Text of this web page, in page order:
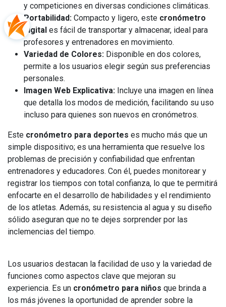
y competiciones en diversas condiciones climáticas.
Portabilidad: Compacto y ligero, este cronómetro
digital es fácil de transportar y almacenar, ideal para
profesores y entrenadores en movimiento.
Variedad de Colores: Disponible en dos colores,
permite a los usuarios elegir según sus preferencias
personales.
Imagen Web Explicativa: Incluye una imagen en línea
que detalla los modos de medición, facilitando su uso
incluso para quienes son nuevos en cronómetros.
Este cronómetro para deportes es mucho más que un
simple dispositivo; es una herramienta que resuelve los
problemas de precisión y confiabilidad que enfrentan
entrenadores y educadores. Con él, puedes monitorear y
registrar los tiempos con total confianza, lo que te permitirá
enfocarte en el desarrollo de habilidades y el rendimiento
de los atletas. Además, su resistencia al agua y su diseño
sólido aseguran que no te dejes sorprender por las
inclemencias del tiempo.
Los usuarios destacan la facilidad de uso y la variedad de
funciones como aspectos clave que mejoran su
experiencia. Es un cronómetro para niños que brinda a
los más jóvenes la oportunidad de aprender sobre la